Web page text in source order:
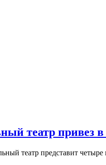
театр привез
театр представит